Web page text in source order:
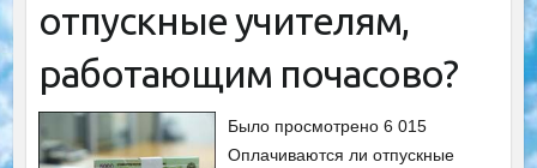
отпускные учителям,
работающим почасово?
Было просмотрено 6 015
Оплачиваются ли отпускные